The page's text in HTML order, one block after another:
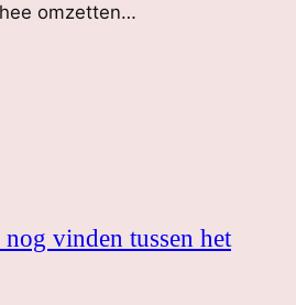
omzetten…
vinden tussen het